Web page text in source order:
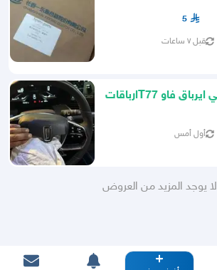
5
قبل ٧ ساعات
ارباق فاو بيستون تي ايرباق فاو T77ارباقات
أول أمس
لا يوجد المزيد من العروض